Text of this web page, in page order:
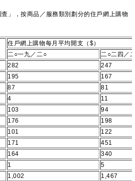
，按商品／服務類別劃分的住戶網上購物
住戶網上購物每月平均開支（$）
二○一九／二○
二○二四／
282
247
195
167
87
81
4
11
103
94
176
198
101
122
171
451
164
340
1
5
1,002
1,467